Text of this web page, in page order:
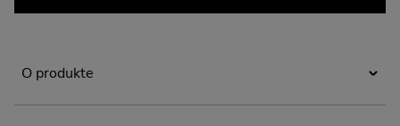
O produkte
CLARA je základné tielko na cvičenie, ktoré má všitú